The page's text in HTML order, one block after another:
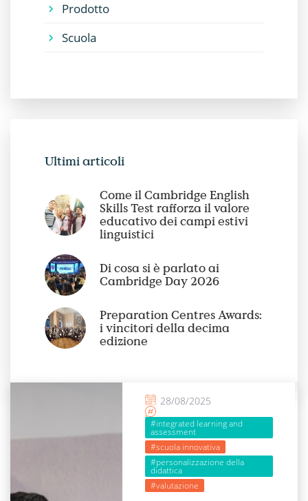
Prodotto
Scuola
Ultimi articoli
Come il Cambridge English
Skills Test rafforza il valore
educativo dei campi estivi
linguistici
Di cosa si è parlato ai
Cambridge Day 2026
Preparation Centres Awards:
i vincitori della decima
edizione
28/08/2025
#integrated learning and
assessment
#scuola innovativa
#personalizzazione della
didattica
#valutazione